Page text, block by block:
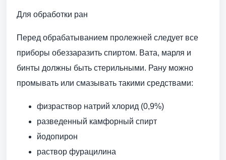
Для обработки ран
Перед обрабатыванием пролежней следует все
приборы обеззаразить спиртом. Вата, марля и
бинты должны быть стерильными. Рану можно
промывать или смазывать такими средствами:
физраствор натрий хлорид (0,9%)
разведенный камфорный спирт
йодопирон
раствор фурацилина